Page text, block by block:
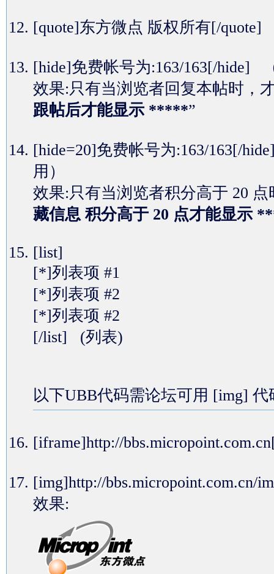
[quote]东方微点 版权所有[/
[hide]免费帐号为:163/163[/hide]
效果:只有当浏览者回复本帖时，
跟帖后才能显示 *****”
[hide=20]免费帐号为:163/163[/
用）
效果:只有当浏览者积分高于 20
藏信息 积分高于 20 点才能显示
[list]
[*]列表项 #1
[*]列表项 #2
[*]列表项 #2
[/list] (列表)
以下UBB代码需论坛可用 [img] 代
[iframe]http://
[img]http://
效果: